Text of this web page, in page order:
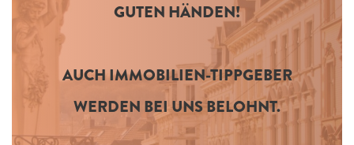
GUTEN HÄNDEN!
AUCH IMMOBILIEN-TIPPGEBER
WERDEN BEI UNS BELOHNT.